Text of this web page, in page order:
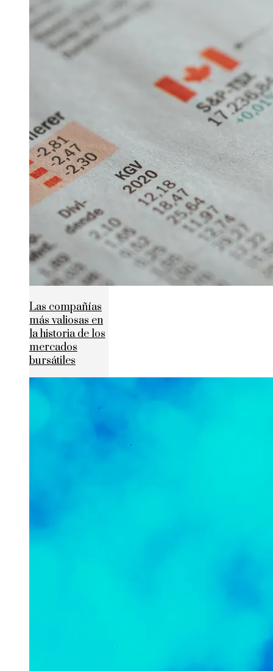
Las compañías
más valiosas en
la historia de los
mercados
bursátiles